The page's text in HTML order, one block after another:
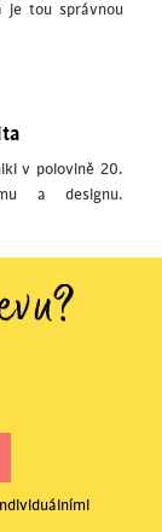
je tou správnou
v polovině 20.
a designu.